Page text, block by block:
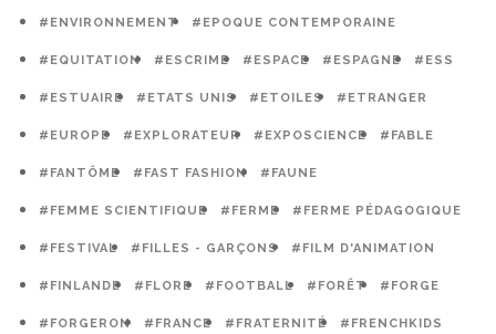
#ENVIRONNEMENT #EPOQUE CONTEMPORAINE
#EQUITATION #ESCRIME #ESPACE #ESPAGNE #ESS
#ESTUAIRE #ETATS UNIS #ETOILES #ETRANGER
#EUROPE #EXPLORATEUR #EXPOSCIENCE #FABLE
#FANTÔME #FAST FASHION #FAUNE
#FEMME SCIENTIFIQUE #FERME #FERME PÉDAGOGIQUE
#FESTIVAL #FILLES - GARÇONS #FILM D'ANIMATION
#FINLANDE #FLORE #FOOTBALL #FORÊT #FORGE
#FORGERON #FRANCE #FRATERNITÉ #FRENCHKIDS